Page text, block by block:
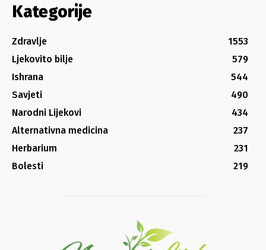
Kategorije
Zdravlje
1553
Ljekovito bilje
579
Ishrana
544
Savjeti
490
Narodni Lijekovi
434
Alternativna medicina
237
Herbarium
231
Bolesti
219